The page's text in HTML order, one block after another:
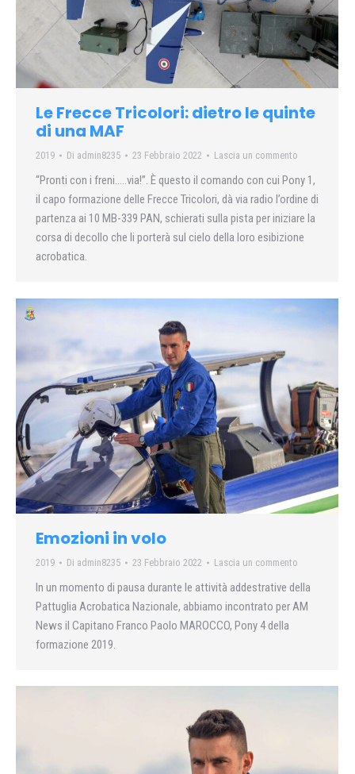
Le Frecce Tricolori: dietro le quinte
di una MAF
2019 Di admin8235 23 Febbraio 2022 Lascia un commento
“Pronti con i freni…..via!”. È questo il comando con cui Pony 1,
il capo formazione delle Frecce Tricolori, dà via radio l’ordine di
partenza ai 10 MB-339 PAN, schierati sulla pista per iniziare la
corsa di decollo che li porterà sul cielo della loro esibizione
acrobatica.
Emozioni in volo
2019 Di admin8235 23 Febbraio 2022 Lascia un commento
In un momento di pausa durante le attività addestrative della
Pattuglia Acrobatica Nazionale, abbiamo incontrato per AM
News il Capitano Franco Paolo MAROCCO, Pony 4 della
formazione 2019.